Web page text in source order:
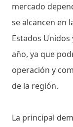
mercado
se alcancen en
Estados Unidos
año, ya que
operación y
de la región.
La principal